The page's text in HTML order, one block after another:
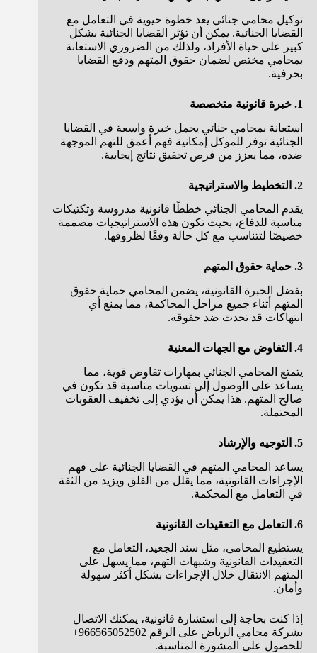
توكيل محامي جنائي يعد خطوة حيوية في التعامل مع
القضايا الجنائية. يمكن أن تؤثر القضايا الجنائية بشكل
كبير على حياة الأفراد، ولذلك من الضروري الاستعانة
بمحامي مختص لضمان حقوق المتهم ودفع القضايا
بحرفية.
1. خبرة قانونية متخصصة
استعانة بمحامي جنائي يحمل خبرة واسعة في القضايا
الجنائية توفر للموكل إمكانية فهم أعمق للتهم الموجهة
ضده، مما يعزز من فرص تحقيق نتائج إيجابية.
2. التخطيط والاستراتيجية
يقدم المحامي الجنائي خططًا قانونية مدروسة وتكتيكات
مناسبة للدفاع، بحيث تكون هذه الاستراتيجيات مصممة
خصيصًا لتتناسب مع كل حالة وفقًا لظروفها.
3. حماية حقوق المتهم
بفضل الخبرة القانونية، يضمن المحامي حماية حقوق
المتهم أثناء جميع مراحل المحاكمة، مما يمنع أي
انتهاكات قد تحدث ضد حقوقه.
4. التفاوض مع الجهات المعنية
يتمتع المحامي الجنائي بمهارات تفاوض قوية، مما
يساعد على الوصول إلى تسويات مناسبة قد تكون في
صالح المتهم. هذا يمكن أن يؤدي إلى تخفيف العقوبات
المحتملة.
5. التوجيه والإرشاد
يساعد المحامي المتهم في القضايا الجنائية على فهم
الإجراءات القانونية، مما يقلل من القلق ويزيد من الثقة
في التعامل مع المحكمة.
6. التعامل مع التعقيدات القانونية
يستطيع المحامي، مثل سند الجعيد، التعامل مع
التعقيدات القانونية وشبهات التهم، مما يسهل على
المتهم الانتقال خلال الإجراءات بشكل أكثر سهولة
وأمان.
إذا كنت بحاجة إلى استشارة قانونية، يمكنك الاتصال
بشركة محامي الرياض على الرقم 966565052502+
للحصول على المشورة المناسبة.